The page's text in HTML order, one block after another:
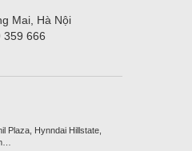
Mai, Hà Nội
359 666
Plaza, Hynndai Hillstate,